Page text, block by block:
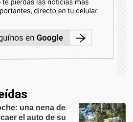
una nena de
el auto de su